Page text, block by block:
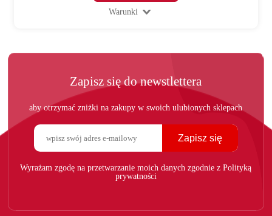
Warunki
Zapisz się do newstlettera
aby otrzymać zniżki na zakupy w swoich ulubionych sklepach
Zapisz się
Wyrażam zgodę na przetwarzanie moich danych zgodnie z Polityką
prywatności